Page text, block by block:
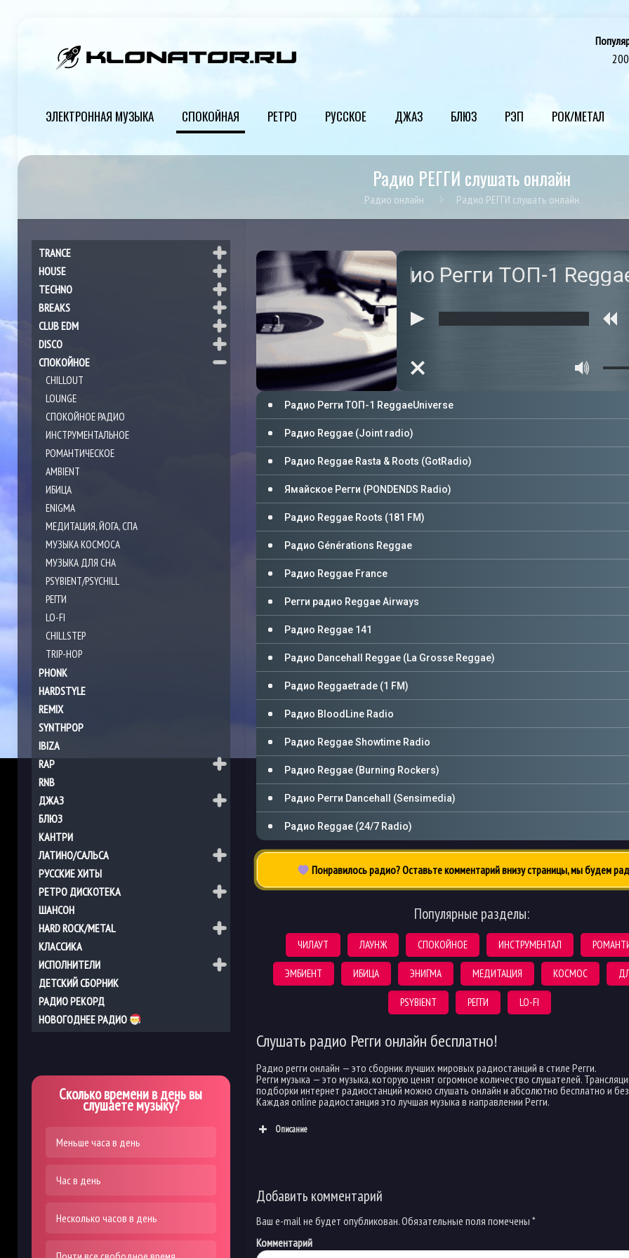
ЭЛЕКТРОННАЯ МУЗЫКА СПОКОЙНАЯ РЕТРО РУССКОЕ ДЖАЗ БЛЮЗ РЭП РОК/МЕТАЛ
Радио РЕГГИ слушать онлайн
Радио онлайн Радио РЕГГИ слушать онлайн
Радио Регги ТОП-1
Радио Регги ТОП-1 ReggaeUniverse
Радио Reggae (Joint radio)
Радио Reggae Rasta & Roots (GotRadio)
Ямайское Регги (PONDENDS Radio)
Радио Reggae Roots (181 FM)
Радио Générations Reggae
Радио Reggae France
Регги радио Reggae Airways
Радио Reggae 141
Радио Dancehall Reggae (La Grosse Reggae)
Радио Reggaetrade (1 FM)
Радио BloodLine Radio
Радио Reggae Showtime Radio
Радио Reggae (Burning Rockers)
Радио Регги Dancehall (Sensimedia)
Радио Reggae (24/7 Radio)
Понравилось радио? Оставьте комментарий внизу страницы, мы будем
Популярные разделы:
ЧИЛАУТ ЛАУНЖ СПОКОЙНОЕ ИНСТРУМЕНТАЛ
ЭМБИЕНТ ИБИЦА ЭНИГМА МЕДИТАЦИЯ КОСМОС
PSYBIENT РЕГГИ LO-FI
Слушать радио Регги онлайн бесплатно!
Радио регги онлайн — это сборник лучших мировых радиостанций в стиле Регги.
Регги музыка — это музыка, которую ценят огромное количество слушателей.
подборки интернет радиостанций можно слушать онлайн и абсолютно бесплатно и без
Каждая online радиостанция это лучшая музыка в направлении Регги.
Описание
Добавить комментарий
Ваш e-mail не будет опубликован.Обязательные поля помечены *
Комментарий
TRANCE
HOUSE
TECHNO
BREAKS
CLUB EDM
DISCO
СПОКОЙНОЕ
CHILLOUT
LOUNGE
СПОКОЙНОЕ РАДИО
ИНСТРУМЕНТАЛЬНОЕ
РОМАНТИЧЕСКОЕ
AMBIENT
ИБИЦА
ENIGMA
МЕДИТАЦИЯ, ЙОГА, СПА
МУЗЫКА КОСМОСА
МУЗЫКА ДЛЯ СНА
PSYBIENT/PSYCHILL
РЕГГИ
LO-FI
CHILLSTEP
TRIP-HOP
PHONK
HARDSTYLE
REMIX
SYNTHPOP
IBIZA
RAP
RNB
ДЖАЗ
БЛЮЗ
КАНТРИ
ЛАТИНО/САЛЬСА
РУССКИЕ ХИТЫ
РЕТРО ДИСКОТЕКА
ШАНСОН
HARD ROCK/METAL
КЛАССИКА
ИСПОЛНИТЕЛИ
ДЕТСКИЙ СБОРНИК
РАДИО РЕКОРД
НОВОГОДНЕЕ РАДИО
Сколько времени в день вы
слушаете музыку?
Меньше часа в день
Час в день
Несколько часов в день